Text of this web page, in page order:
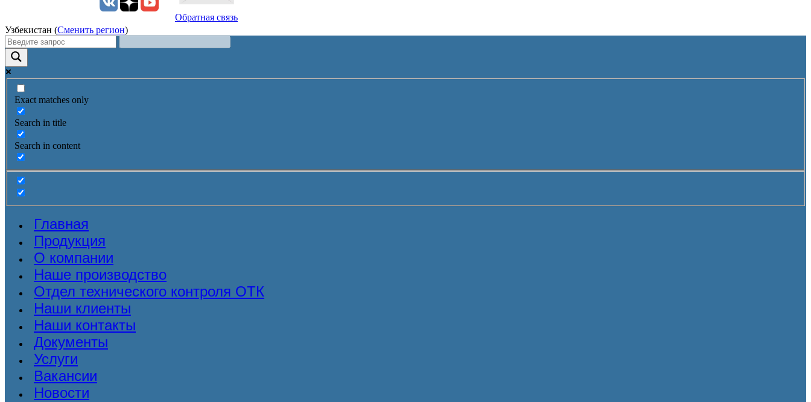
Обратная связь
Узбекистан (Сменить регион)
Exact matches only
Search in title
Search in content
Главная
Продукция
О компании
Наше производство
Отдел технического контроля ОТК
Наши клиенты
Наши контакты
Документы
Услуги
Вакансии
Новости